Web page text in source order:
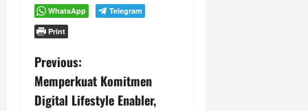
WhatsApp
Telegram
Print
P
o
Previous:
Memperkuat Komitmen
Digital Lifestyle Enabler,